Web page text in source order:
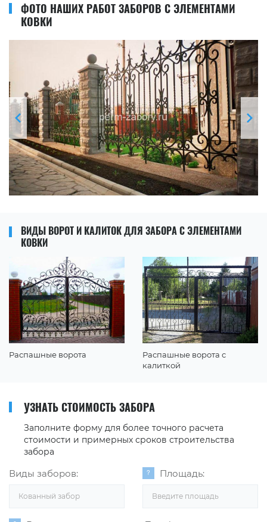
ФОТО НАШИХ РАБОТ ЗАБОРОВ С ЭЛЕМЕНТАМИ
КОВКИ
ВИДЫ ВОРОТ И КАЛИТОК ДЛЯ ЗАБОРА С ЭЛЕМЕНТАМИ
КОВКИ
Распашные ворота
Распашные ворота с
калиткой
УЗНАТЬ СТОИМОСТЬ ЗАБОРА
Заполните форму для более точного расчета
стоимости и примерных сроков строительства
забора
Виды заборов:
Кованный забор
Площадь: